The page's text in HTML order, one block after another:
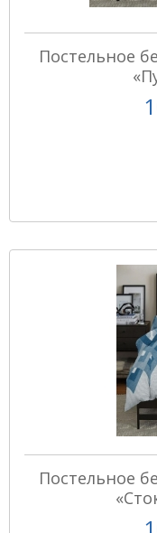
Постельное
Постельное